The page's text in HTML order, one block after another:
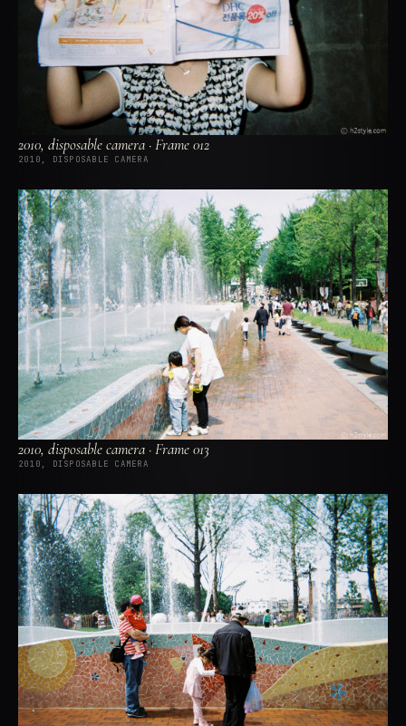
2010, disposable camera · Frame 012
2010, DISPOSABLE CAMERA
2010, disposable camera · Frame 013
2010, DISPOSABLE CAMERA